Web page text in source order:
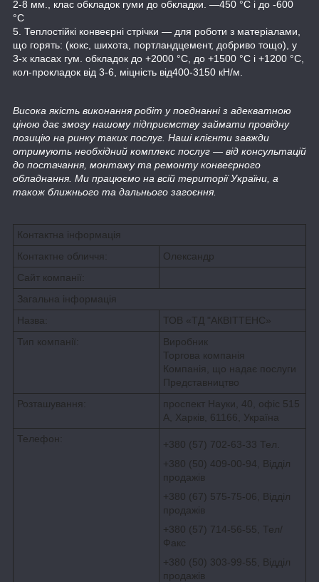
2-8 мм., клас обкладок гуми до обкладки. —450 °C і до -600
°C
5. Теплостійкі конвеєрні стрічки — для роботи з матеріалами,
що горять: (кокс, шихота, портландцемент, добриво тощо), у
3-х класах гум. обкладок до +2000 °C, до +1500 °C і +1200 °C,
кол-прокладок від 3-6, міцність від400-3150 кН/м.
Висока якість виконання робіт у поєднанні з адекватною
ціною дає змогу нашому підприємству займати провідну
позицію на ринку таких послуг. Наші клієнти завжди
отримують необхідний комплекс послуг — від консультацій
до постачання, монтажу та ремонту конвеєрного
обладнання. Ми працюємо на всій території України, а
також ближнього та дальнього загоєння.
Контактна інформація
Контактне обличчя:
Олександр
Сайт компанії:
Загальна інформація
Назва:
ТОВ «ТД "АКВІТТЕНС»
Тип компанії:
Виробник
Торгова компанія
Компанія, що надає послуги
Представництво
Розташування:
проспект Науки, 40, офіс 515
А, Харків, 61166, Україна
Телефон:
+380 (57) 702-63-33 Тел.
+380 (50) 409-00-94, Відділ
продажів
+380 (67) 575-75-06, Відділ
продажів
+380 (57) 714-56-55, Тел/
Факс
+380 (50) 303-99-55, Відділ
продажів